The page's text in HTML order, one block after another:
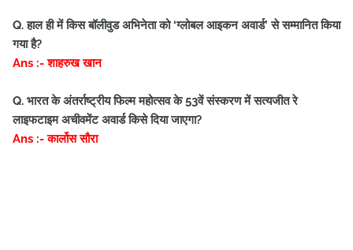
Q. हाल ही में किस बॉलीवुड अभिनेता को ‘ग्लोबल आइकन अवार्ड’ से सम्मानित किया
गया है?
Ans :- शाहरुख खान
Q. भारत के अंतर्राष्ट्रीय फिल्म महोत्सव के 53वें संस्करण में सत्यजीत रे
लाइफटाइम अचीवमेंट अवार्ड किसे दिया जाएगा?
Ans :- कार्लोस सौरा